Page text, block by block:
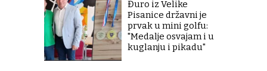
Đuro iz Velike
Pisanice državni je
prvak u mini golfu:
"Medalje osvajam i u
kuglanju i pikadu"